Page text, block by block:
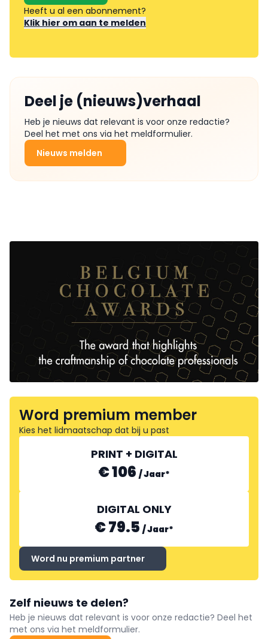
Heeft u al een abonnement?
Klik hier om aan te melden
Deel je (nieuws)verhaal
Heb je nieuws dat relevant is voor onze redactie?
Deel het met ons via het meldformulier.
Nieuws melden
Word premium member
Kies het lidmaatschap dat bij u past
PRINT + DIGITAL
€ 106 /Jaar*
DIGITAL ONLY
€ 79.5 /Jaar*
Word nu premium partner
Zelf nieuws te delen?
Heb je nieuws dat relevant is voor onze redactie? Deel het
met ons via het meldformulier.